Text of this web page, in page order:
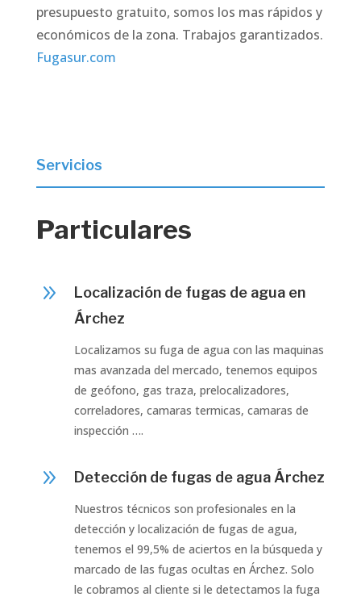
presupuesto gratuito, somos los mas rápidos y
económicos de la zona. Trabajos garantizados.
Fugasur.com
Servicios
Particulares
9
Localización de fugas de agua en
Árchez
Localizamos su fuga de agua con las maquinas
mas avanzada del mercado, tenemos equipos
de geófono, gas traza, prelocalizadores,
correladores, camaras termicas, camaras de
inspección ….
9 Detección de fugas de agua Árchez
Nuestros técnicos son profesionales en la
detección y localización de fugas de agua,
tenemos el 99,5% de aciertos en la búsqueda y
marcado de las fugas ocultas en Árchez. Solo
le cobramos al cliente si le detectamos la fuga